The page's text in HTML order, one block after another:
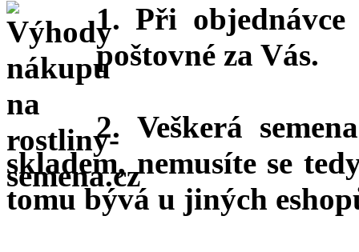
1. Při
poštovné za Vás.
2. Veškerá
skladem, nemusíte se
tomu bývá u jiných